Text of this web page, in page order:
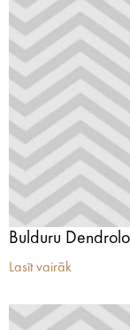
Bulduru
Lasīt vairāk